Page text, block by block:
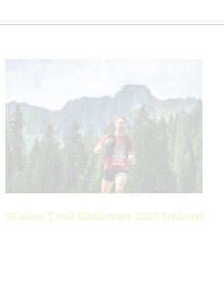
Walser Trail Challenge 2026 Gallerie